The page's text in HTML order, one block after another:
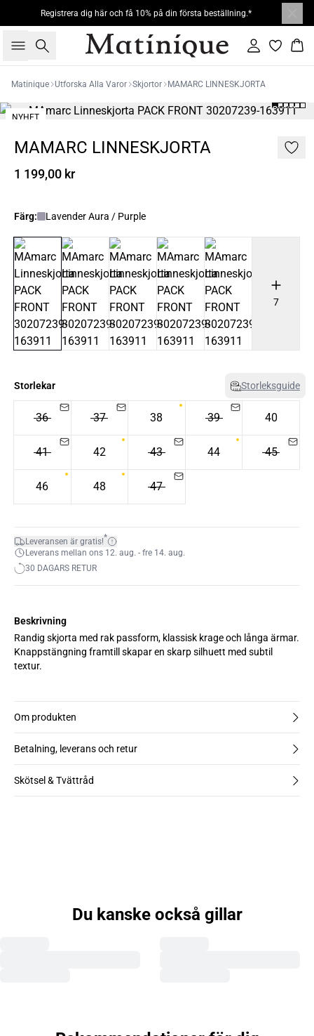
Registrera dig här och få 10% på din första beställning.*
Sök Logga in
Matinique Utforska Alla Varor Skjortor MAMARC LINNESKJORTA
NYHET
MAMARC LINNESKJORTA
1 199,00 kr
Färg: Lavender Aura / Purple
7
Storlekar Storleksguide
36 37 38 39 40
41 42 43 44 45
46 48 47
Leveransen är gratis!*
Leverans mellan ons 12. aug. - fre 14. aug.
30 DAGARS RETUR
Beskrivning
Randig skjorta med rak passform, klassisk krage och långa ärmar.
Knappstängning framtill skapar en skarp silhuett med subtil
textur.
Om produkten
Betalning, leverans och retur
Skötsel & Tvättråd
Du kanske också gillar